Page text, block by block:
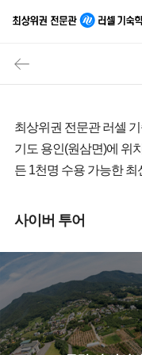
최상위권 전문관 러셀
기도 용인(원삼면)에 위
든 1천명 수용 가능한
사이버 투어